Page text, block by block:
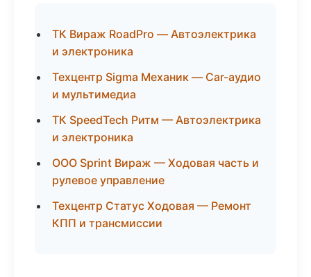
ТК Вираж RoadPro — Автоэлектрика
и электроника
Техцентр Sigma Механик — Car-аудио
и мультимедиа
ТК SpeedTech Ритм — Автоэлектрика
и электроника
ООО Sprint Вираж — Ходовая часть и
рулевое управление
Техцентр Статус Ходовая — Ремонт
КПП и трансмиссии